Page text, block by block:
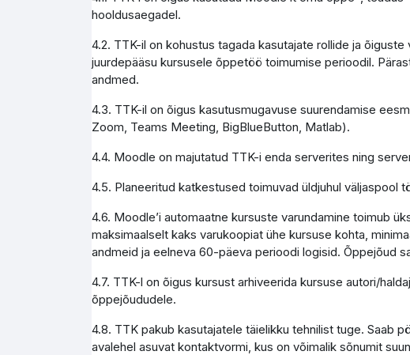
hooldusaegadel.
4.2. TTK-il on kohustus tagada kasutajate rollide ja
juurdepääsu kursusele õppetöö toimumise perioodil.
andmed.
4.3. TTK-il on õigus kasutusmugavuse suurendamise
Zoom, Teams Meeting, BigBlueButton, Matlab).
4.4. Moodle on majutatud TTK-i enda serverites ning
4.5. Planeeritud katkestused toimuvad üldjuhul väljaspool
4.6. Moodle’i automaatne kursuste varundamine toimub
maksimaalselt kaks varukoopiat ühe kursuse kohta,
andmeid ja eelneva 60-päeva perioodi logisid. Õppejõud
4.7. TTK-l on õigus kursust arhiveerida kursuse autori/
õppejõududele.
4.8. TTK pakub kasutajatele täielikku tehnilist tuge. Saab
avalehel asuvat kontaktvormi, kus on võimalik sõnumit